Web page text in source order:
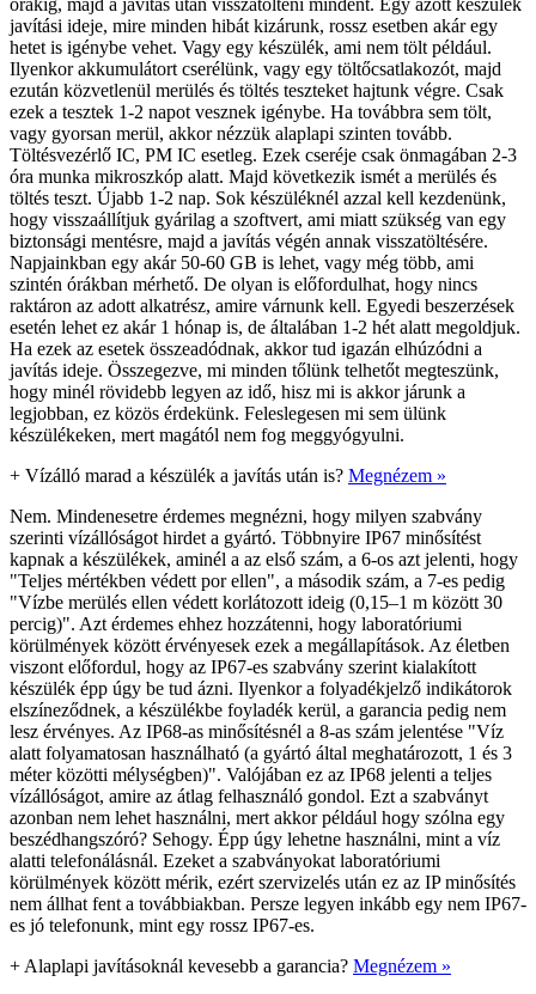
javítási ideje, mire minden hibát kizárunk, rossz esetben akár egy
hetet is igénybe vehet. Vagy egy készülék, ami nem tölt például.
Ilyenkor akkumulátort cserélünk, vagy egy töltőcsatlakozót, majd
ezután közvetlenül merülés és töltés teszteket hajtunk végre. Csak
ezek a tesztek 1-2 napot vesznek igénybe. Ha továbbra sem tölt,
vagy gyorsan merül, akkor nézzük alaplapi szinten tovább.
Töltésvezérlő IC, PM IC esetleg. Ezek cseréje csak önmagában 2-3
óra munka mikroszkóp alatt. Majd következik ismét a merülés és
töltés teszt. Újabb 1-2 nap. Sok készüléknél azzal kell kezdenünk,
hogy visszaállítjuk gyárilag a szoftvert, ami miatt szükség van egy
biztonsági mentésre, majd a javítás végén annak visszatöltésére.
Napjainkban egy akár 50-60 GB is lehet, vagy még több, ami
szintén órákban mérhető. De olyan is előfordulhat, hogy nincs
raktáron az adott alkatrész, amire várnunk kell. Egyedi beszerzések
esetén lehet ez akár 1 hónap is, de általában 1-2 hét alatt megoldjuk.
Ha ezek az esetek összeadódnak, akkor tud igazán elhúzódni a
javítás ideje. Összegezve, mi minden tőlünk telhetőt megteszünk,
hogy minél rövidebb legyen az idő, hisz mi is akkor járunk a
legjobban, ez közös érdekünk. Feleslegesen mi sem ülünk
készülékeken, mert magától nem fog meggyógyulni.
+ Vízálló marad a készülék a javítás után is? Megnézem »
Nem. Mindenesetre érdemes megnézni, hogy milyen szabvány
szerinti vízállóságot hirdet a gyártó. Többnyire IP67 minősítést
kapnak a készülékek, aminél a az első szám, a 6-os azt jelenti, hogy
"Teljes mértékben védett por ellen", a második szám, a 7-es pedig
"Vízbe merülés ellen védett korlátozott ideig (0,15–1 m között 30
percig)". Azt érdemes ehhez hozzátenni, hogy laboratóriumi
körülmények között érvényesek ezek a megállapítások. Az életben
viszont előfordul, hogy az IP67-es szabvány szerint kialakított
készülék épp úgy be tud ázni. Ilyenkor a folyadékjelző indikátorok
elszíneződnek, a készülékbe foyladék kerül, a garancia pedig nem
lesz érvényes. Az IP68-as minősítésnél a 8-as szám jelentése "Víz
alatt folyamatosan használható (a gyártó által meghatározott, 1 és 3
méter közötti mélységben)". Valójában ez az IP68 jelenti a teljes
vízállóságot, amire az átlag felhasználó gondol. Ezt a szabványt
azonban nem lehet használni, mert akkor például hogy szólna egy
beszédhangszóró? Sehogy. Épp úgy lehetne használni, mint a víz
alatti telefonálásnál. Ezeket a szabványokat laboratóriumi
körülmények között mérik, ezért szervizelés után ez az IP minősítés
nem állhat fent a továbbiakban. Persze legyen inkább egy nem IP67-
es jó telefonunk, mint egy rossz IP67-es.
+ Alaplapi javításoknál kevesebb a garancia? Megnézem »